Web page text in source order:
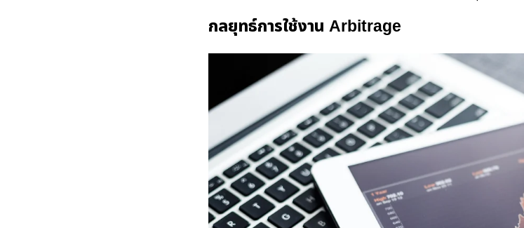
กลยุทธ์การใช้งาน Arbitrage